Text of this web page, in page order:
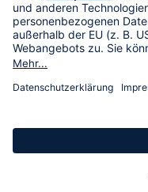
HSE International